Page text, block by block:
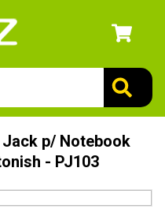
Jack p/ Notebook
- PJ103